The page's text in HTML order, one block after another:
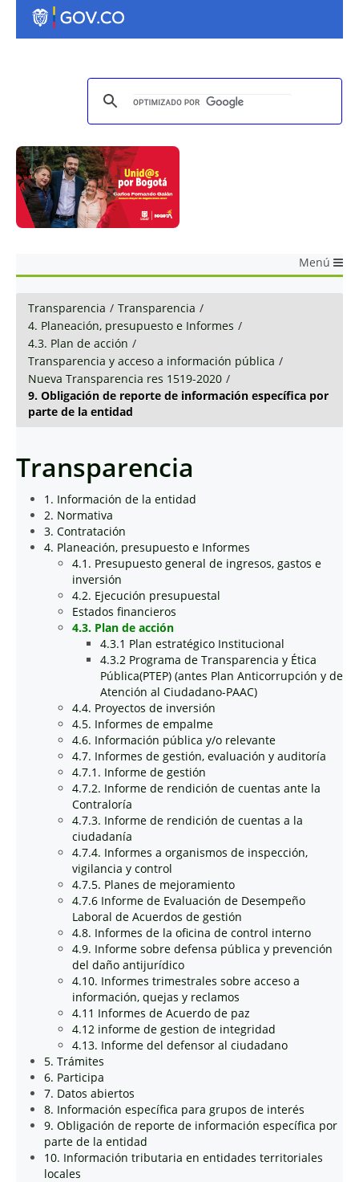
Menú
Transparencia / Transparencia /
4. Planeación, presupuesto e Informes /
4.3. Plan de acción /
Transparencia y acceso a información pública /
Nueva Transparencia res 1519-2020 /
9. Obligación de reporte de información específica por
parte de la entidad
Transparencia
1. Información de la entidad
2. Normativa
3. Contratación
4. Planeación, presupuesto e Informes
4.1. Presupuesto general de ingresos, gastos e
inversión
4.2. Ejecución presupuestal
Estados financieros
4.3. Plan de acción
4.3.1 Plan estratégico Institucional
4.3.2 Programa de Transparencia y Ética
Pública(PTEP) (antes Plan Anticorrupción y de
Atención al Ciudadano-PAAC)
4.4. Proyectos de inversión
4.5. Informes de empalme
4.6. Información pública y/o relevante
4.7. Informes de gestión, evaluación y auditoría
4.7.1. Informe de gestión
4.7.2. Informe de rendición de cuentas ante la
Contraloría
4.7.3. Informe de rendición de cuentas a la
ciudadanía
4.7.4. Informes a organismos de inspección,
vigilancia y control
4.7.5. Planes de mejoramiento
4.7.6 Informe de Evaluación de Desempeño
Laboral de Acuerdos de gestión
4.8. Informes de la oficina de control interno
4.9. Informe sobre defensa pública y prevención
del daño antijurídico
4.10. Informes trimestrales sobre acceso a
información, quejas y reclamos
4.11 Informes de Acuerdo de paz
4.12 informe de gestion de integridad
4.13. Informe del defensor al ciudadano
5. Trámites
6. Participa
7. Datos abiertos
8. Información específica para grupos de interés
9. Obligación de reporte de información específica por
parte de la entidad
10. Información tributaria en entidades territoriales
locales